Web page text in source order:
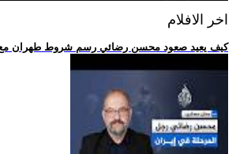
اخر الافلام
.. كيف يعيد صعود محسن رضائي رسم شروط طهران